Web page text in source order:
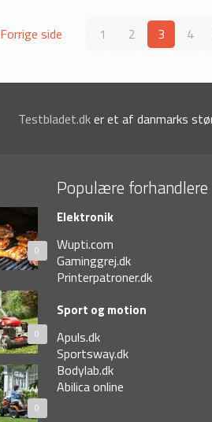
Forrige side 1 2 3 4
Testbladet.dker et af danmarks
0
0
0
Populære forhandlere
Elektronik
Wupti.com
Gaminggrej.dk
Printerpatroner.dk
Sport og motion
Apuls.dk
Sportsway.dk
Bodylab.dk
Abilica online